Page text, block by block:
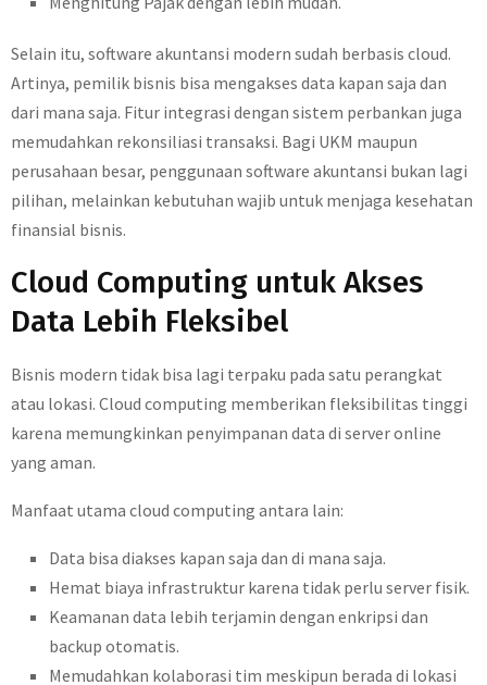
Selain itu, software akuntansi modern sudah berbasis cloud.
Artinya, pemilik bisnis bisa mengakses data kapan saja dan
dari mana saja. Fitur integrasi dengan sistem perbankan juga
memudahkan rekonsiliasi transaksi. Bagi UKM maupun
perusahaan besar, penggunaan software akuntansi bukan lagi
pilihan, melainkan kebutuhan wajib untuk menjaga kesehatan
finansial bisnis.
Cloud Computing untuk Akses
Data Lebih Fleksibel
Bisnis modern tidak bisa lagi terpaku pada satu perangkat
atau lokasi. Cloud computing memberikan fleksibilitas tinggi
karena memungkinkan penyimpanan data di server online
yang aman.
Manfaat utama cloud computing antara lain:
Data bisa diakses kapan saja dan di mana saja.
Hemat biaya infrastruktur karena tidak perlu server fisik.
Keamanan data lebih terjamin dengan enkripsi dan
backup otomatis.
Memudahkan kolaborasi tim meskipun berada di lokasi